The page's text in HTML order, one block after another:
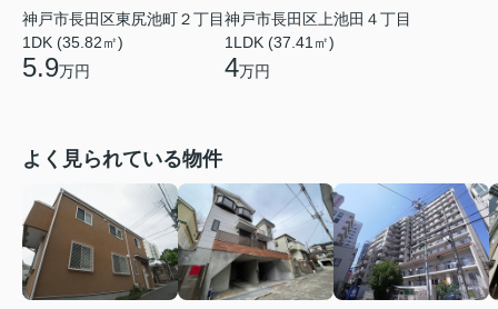
神戸市長田区東尻池町２丁目
1DK (35.82㎡)
5.9万円
神戸市長田区上池田４丁目
1LDK (37.41㎡)
4万円
よく見られている物件